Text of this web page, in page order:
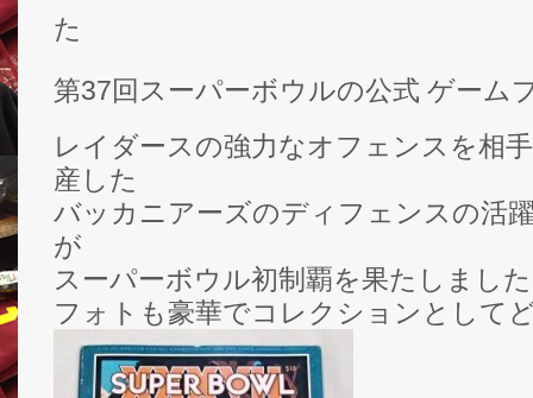
た
第37回スーパーボウルの公式 ゲーム
レイダースの強力なオフェンスを相
産した
バッカニアーズのディフェンスの活
が
スーパーボウル初制覇を果たしました
フォトも豪華でコレクションとして